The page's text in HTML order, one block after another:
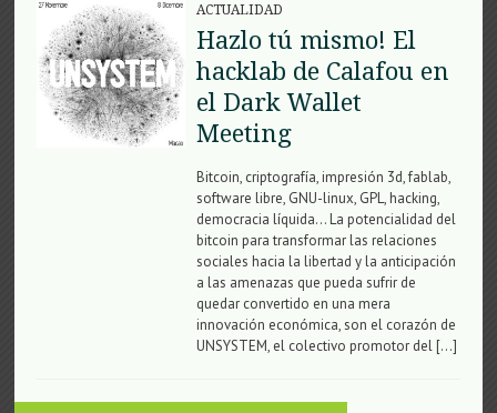
ACTUALIDAD
Hazlo tú mismo! El
hacklab de Calafou en
el Dark Wallet
Meeting
Bitcoin, criptografía, impresión 3d, fablab,
software libre, GNU-linux, GPL, hacking,
democracia líquida… La potencialidad del
bitcoin para transformar las relaciones
sociales hacia la libertad y la anticipación
a las amenazas que pueda sufrir de
quedar convertido en una mera
innovación económica, son el corazón de
UNSYSTEM, el colectivo promotor del […]